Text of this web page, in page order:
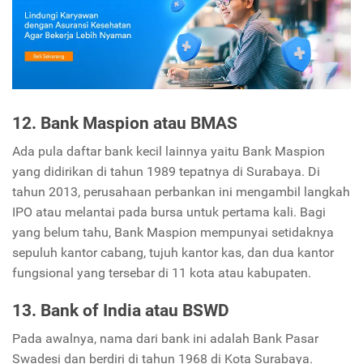
12. Bank Maspion atau BMAS
Ada pula daftar bank kecil lainnya yaitu Bank Maspion
yang didirikan di tahun 1989 tepatnya di Surabaya. Di
tahun 2013, perusahaan perbankan ini mengambil langkah
IPO atau melantai pada bursa untuk pertama kali. Bagi
yang belum tahu, Bank Maspion mempunyai setidaknya
sepuluh kantor cabang, tujuh kantor kas, dan dua kantor
fungsional yang tersebar di 11 kota atau kabupaten.
13. Bank of India atau BSWD
Pada awalnya, nama dari bank ini adalah Bank Pasar
Swadesi dan berdiri di tahun 1968 di Kota Surabaya.